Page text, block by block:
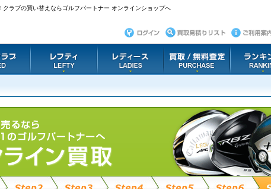
ラブの買い替えならゴルフパートナー オンラインショップへ